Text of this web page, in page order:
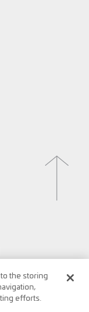
to the storing
efforts.